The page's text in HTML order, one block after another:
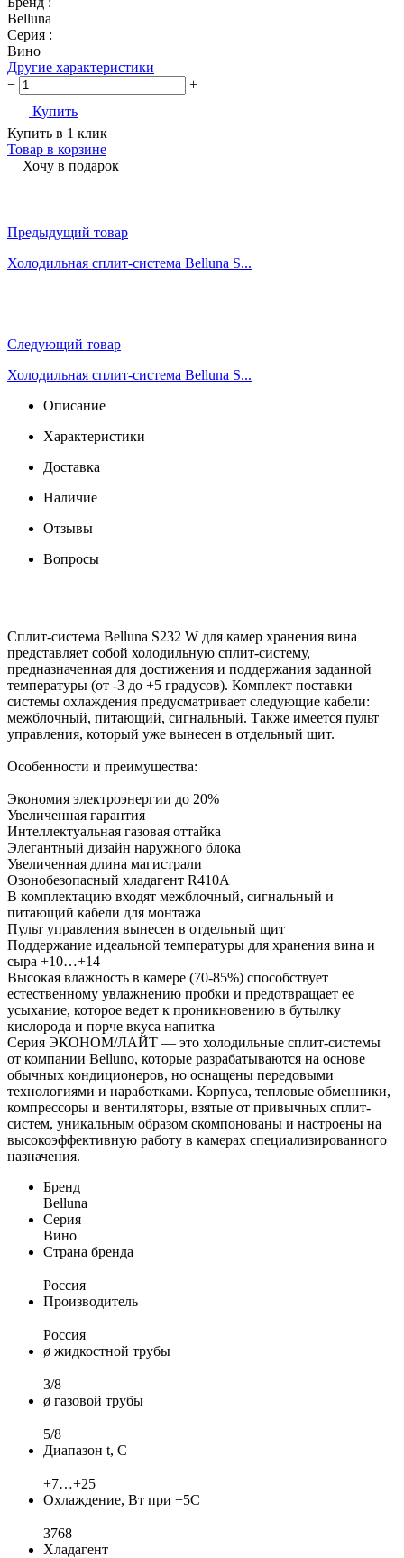
Belluna
Серия :
Вино
Другие характеристики
−
+
Купить
Купить в 1 клик
Товар в корзине
Хочу в подарок
Предыдущий товар
Холодильная сплит-система Belluna S...
Следующий товар
Холодильная сплит-система Belluna S...
Описание
Характеристики
Доставка
Наличие
Отзывы
Вопросы
Сплит-система Belluna S232 W для камер хранения вина
представляет собой холодильную сплит-систему,
предназначенная для достижения и поддержания заданной
температуры (от -3 до +5 градусов). Комплект поставки
системы охлаждения предусматривает следующие кабели:
межблочный, питающий, сигнальный. Также имеется пульт
управления, который уже вынесен в отдельный щит.
Особенности и преимущества:
Экономия электроэнергии до 20%
Увеличенная гарантия
Интеллектуальная газовая оттайка
Элегантный дизайн наружного блока
Увеличенная длина магистрали
Озонобезопасный хладагент R410A
В комплектацию входят межблочный, сигнальный и
питающий кабели для монтажа
Пульт управления вынесен в отдельный щит
Поддержание идеальной температуры для хранения вина и
сыра +10…+14
Высокая влажность в камере (70-85%) способствует
естественному увлажнению пробки и предотвращает ее
усыхание, которое ведет к проникновению в бутылку
кислорода и порче вкуса напитка
Серия ЭКОНОМ/ЛАЙТ — это холодильные сплит-системы
от компании Belluno, которые разрабатываются на основе
обычных кондиционеров, но оснащены передовыми
технологиями и наработками. Корпуса, тепловые обменники,
компрессоры и вентиляторы, взятые от привычных сплит-
систем, уникальным образом скомпонованы и настроены на
высокоэффективную работу в камерах специализированного
назначения.
Бренд
Belluna
Серия
Вино
Страна бренда
Россия
Производитель
Россия
ø жидкостной трубы
3/8
ø газовой трубы
5/8
Диапазон t, С
+7…+25
Охлаждение, Вт при +5С
3768
Хладагент